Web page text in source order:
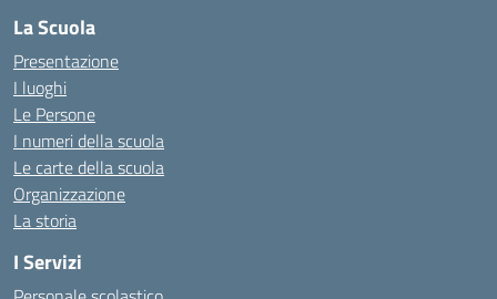
La Scuola
Presentazione
I luoghi
Le Persone
I numeri della scuola
Le carte della scuola
Organizzazione
La storia
I Servizi